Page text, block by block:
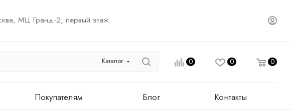
МЦ Гранд-2, первый этаж.
Каталог 0 0 0
Покупателям Блог Контакты